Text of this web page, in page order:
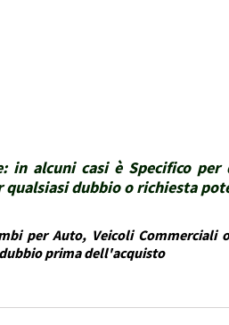
in alcuni casi è Specifico
dubbio o richiesta
per Auto, Veicoli
prima dell'acquisto